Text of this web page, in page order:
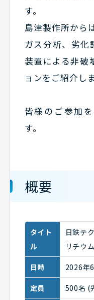
す。
島津製作所から
ガス分析、劣化
装置による非破
ョンをご紹介しま
皆様のご参加
す。
概要
タイト
ル
日鉄テ
リチウ
日時 2026年
定員 500名 (